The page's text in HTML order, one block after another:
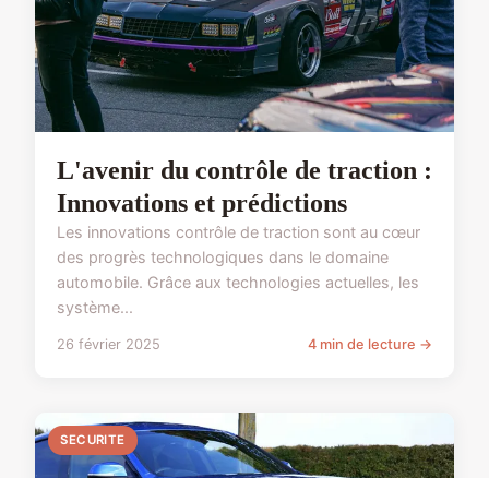
L'avenir du contrôle de traction :
Innovations et prédictions
Les innovations contrôle de traction sont au cœur
des progrès technologiques dans le domaine
automobile. Grâce aux technologies actuelles, les
système...
26 février 2025 4 min de lecture →
SECURITE